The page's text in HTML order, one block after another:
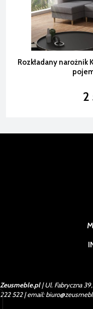
Rozkładany narożnik
2
Zeusmeble.pl| Ul. Fabryczna
222 522| email: